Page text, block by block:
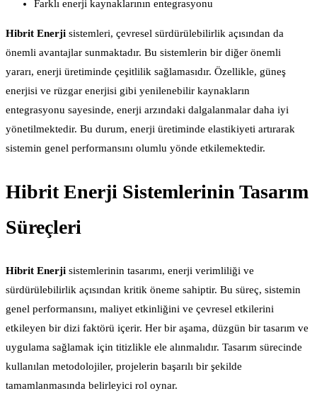
Farklı enerji kaynaklarının entegrasyonu
Hibrit Enerji sistemleri, çevresel sürdürülebilirlik açısından da
önemli avantajlar sunmaktadır. Bu sistemlerin bir diğer önemli
yararı, enerji üretiminde çeşitlilik sağlamasıdır. Özellikle, güneş
enerjisi ve rüzgar enerjisi gibi yenilenebilir kaynakların
entegrasyonu sayesinde, enerji arzındaki dalgalanmalar daha iyi
yönetilmektedir. Bu durum, enerji üretiminde elastikiyeti artırarak
sistemin genel performansını olumlu yönde etkilemektedir.
Hibrit Enerji Sistemlerinin Tasarım
Süreçleri
Hibrit Enerji sistemlerinin tasarımı, enerji verimliliği ve
sürdürülebilirlik açısından kritik öneme sahiptir. Bu süreç, sistemin
genel performansını, maliyet etkinliğini ve çevresel etkilerini
etkileyen bir dizi faktörü içerir. Her bir aşama, düzgün bir tasarım ve
uygulama sağlamak için titizlikle ele alınmalıdır. Tasarım sürecinde
kullanılan metodolojiler, projelerin başarılı bir şekilde
tamamlanmasında belirleyici rol oynar.